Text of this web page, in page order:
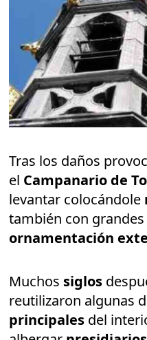
Tras los daños
el Campanario de
levantar colocándole
también con grandes
ornamentación
Muchos siglos
reutilizaron algunas
principales del